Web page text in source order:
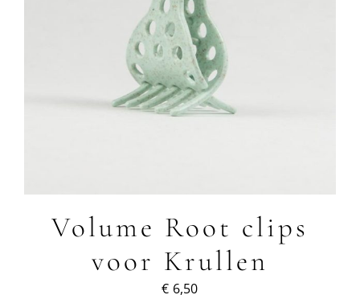
Volume Root clips
voor Krullen
€ 6,50